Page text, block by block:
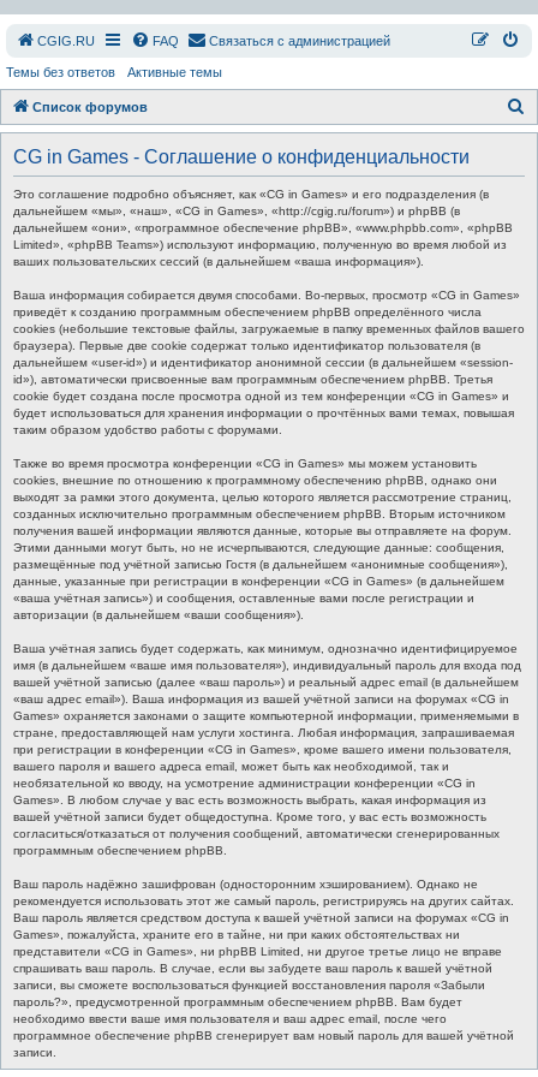
СGIG.RU FAQ Связаться с администрацией
Темы без ответов Активные темы
Список форумов
о
CG in Games - Соглашение о конфиденциальности
Это соглашение подробно объясняет, как «CG in Games» и его подразделения (в
дальнейшем «мы», «наш», «CG in Games», «http://cgig.ru/forum») и phpBB (в
дальнейшем «они», «программное обеспечение phpBB», «www.phpbb.com», «phpBB
Limited», «phpBB Teams») используют информацию, полученную во время любой из
ваших пользовательских сессий (в дальнейшем «ваша информация»).
Ваша информация собирается двумя способами. Во-первых, просмотр «CG in Games»
приведёт к созданию программным обеспечением phpBB определённого числа
cookies (небольшие текстовые файлы, загружаемые в папку временных файлов вашего
браузера). Первые две cookie содержат только идентификатор пользователя (в
дальнейшем «user-id») и идентификатор анонимной сессии (в дальнейшем «session-
id»), автоматически присвоенные вам программным обеспечением phpBB. Третья
cookie будет создана после просмотра одной из тем конференции «CG in Games» и
будет использоваться для хранения информации о прочтённых вами темах, повышая
таким образом удобство работы с форумами.
Также во время просмотра конференции «CG in Games» мы можем установить
cookies, внешние по отношению к программному обеспечению phpBB, однако они
выходят за рамки этого документа, целью которого является рассмотрение страниц,
созданных исключительно программным обеспечением phpBB. Вторым источником
получения вашей информации являются данные, которые вы отправляете на форум.
Этими данными могут быть, но не исчерпываются, следующие данные: сообщения,
размещённые под учётной записью Гостя (в дальнейшем «анонимные сообщения»),
данные, указанные при регистрации в конференции «CG in Games» (в дальнейшем
«ваша учётная запись») и сообщения, оставленные вами после регистрации и
авторизации (в дальнейшем «ваши сообщения»).
Ваша учётная запись будет содержать, как минимум, однозначно идентифицируемое
имя (в дальнейшем «ваше имя пользователя»), индивидуальный пароль для входа под
вашей учётной записью (далее «ваш пароль») и реальный адрес email (в дальнейшем
«ваш адрес email»). Ваша информация из вашей учётной записи на форумах «CG in
Games» охраняется законами о защите компьютерной информации, применяемыми в
стране, предоставляющей нам услуги хостинга. Любая информация, запрашиваемая
при регистрации в конференции «CG in Games», кроме вашего имени пользователя,
вашего пароля и вашего адреса email, может быть как необходимой, так и
необязательной ко вводу, на усмотрение администрации конференции «CG in
Games». В любом случае у вас есть возможность выбрать, какая информация из
вашей учётной записи будет общедоступна. Кроме того, у вас есть возможность
согласиться/отказаться от получения сообщений, автоматически сгенерированных
программным обеспечением phpBB.
Ваш пароль надёжно зашифрован (односторонним хэшированием). Однако не
рекомендуется использовать этот же самый пароль, регистрируясь на других сайтах.
Ваш пароль является средством доступа к вашей учётной записи на форумах «CG in
Games», пожалуйста, храните его в тайне, ни при каких обстоятельствах ни
представители «CG in Games», ни phpBB Limited, ни другое третье лицо не вправе
спрашивать ваш пароль. В случае, если вы забудете ваш пароль к вашей учётной
записи, вы сможете воспользоваться функцией восстановления пароля «Забыли
пароль?», предусмотренной программным обеспечением phpBB. Вам будет
необходимо ввести ваше имя пользователя и ваш адрес email, после чего
программное обеспечение phpBB сгенерирует вам новый пароль для вашей учётной
записи.